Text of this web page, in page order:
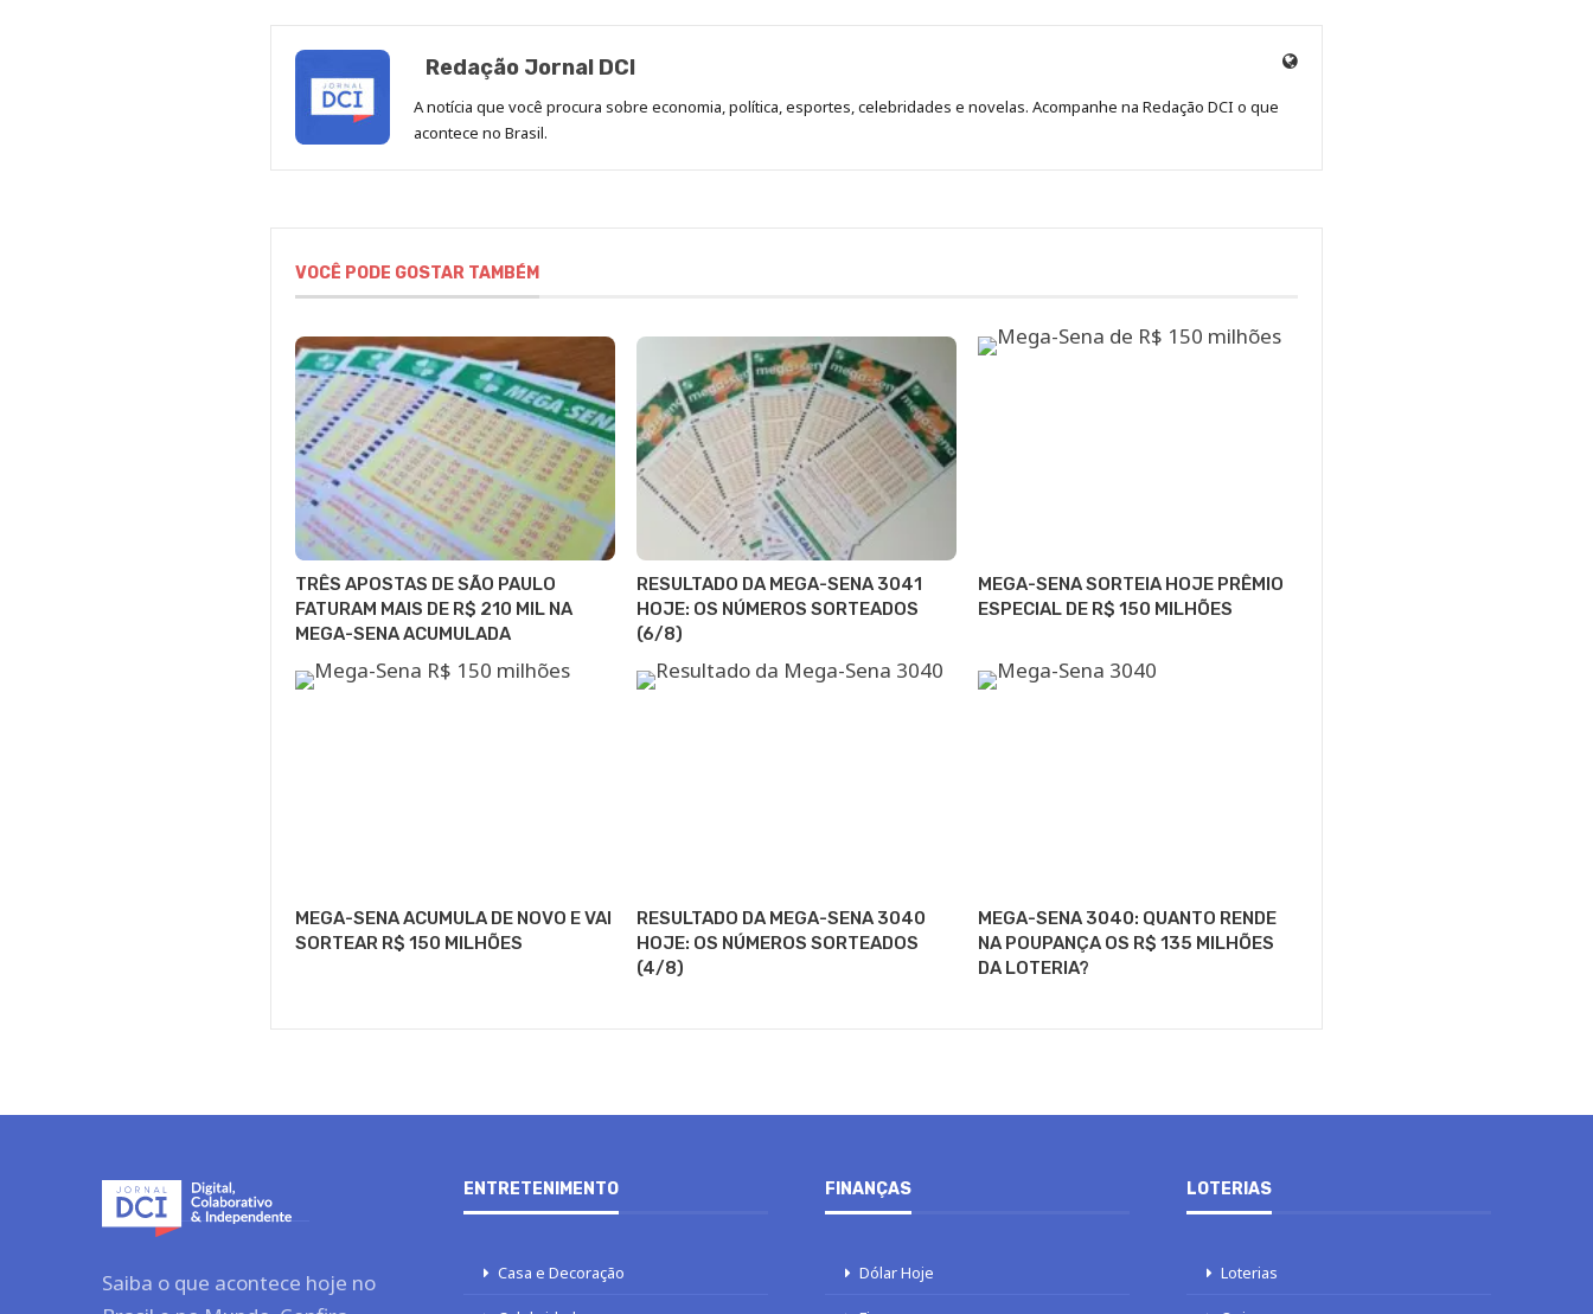
Redação Jornal DCI
Site
A notícia que você procura sobre economia, política, esportes, celebridades e novelas. Acompanhe na Redação DCI o que
acontece no Brasil.
VOCÊ PODE GOSTAR TAMBÉM
TRÊS APOSTAS DE SÃO PAULO
FATURAM MAIS DE R$ 210 MIL NA
MEGA-SENA ACUMULADA
RESULTADO DA MEGA-SENA 3041
HOJE: OS NÚMEROS SORTEADOS
(6/8)
MEGA-SENA SORTEIA HOJE PRÊMIO
ESPECIAL DE R$ 150 MILHÕES
MEGA-SENA ACUMULA DE NOVO E VAI
SORTEAR R$ 150 MILHÕES
RESULTADO DA MEGA-SENA 3040
HOJE: OS NÚMEROS SORTEADOS
(4/8)
MEGA-SENA 3040: QUANTO RENDE
NA POUPANÇA OS R$ 135 MILHÕES
DA LOTERIA?
Saiba o que acontece hoje no
ENTRETENIMENTO
Casa e Decoração
FINANÇAS
Dólar Hoje
LOTERIAS
Loterias